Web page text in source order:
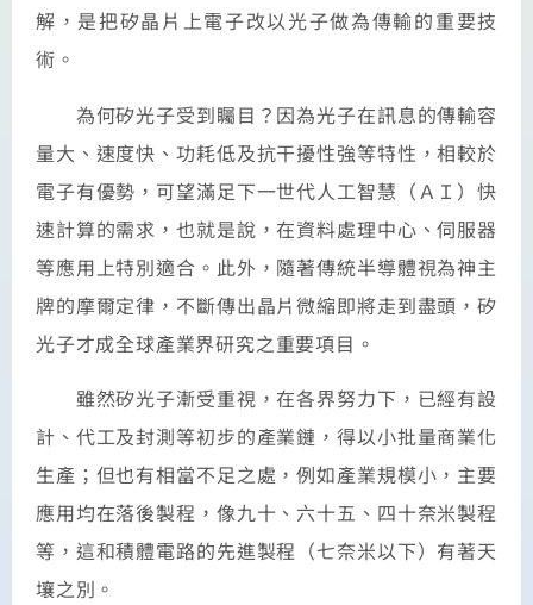
解，是把矽晶片上電子改以光子做為傳輸的重要技
術。
為何矽光子受到矚目？因為光子在訊息的傳輸容
量大、速度快、功耗低及抗干擾性強等特性，相較於
電子有優勢，可望滿足下一世代人工智慧（ＡＩ）快
速計算的需求，也就是說，在資料處理中心、伺服器
等應用上特別適合。此外，隨著傳統半導體視為神主
牌的摩爾定律，不斷傳出晶片微縮即將走到盡頭，矽
光子才成全球產業界研究之重要項目。
雖然矽光子漸受重視，在各界努力下，已經有設
計、代工及封測等初步的產業鏈，得以小批量商業化
生產；但也有相當不足之處，例如產業規模小，主要
應用均在落後製程，像九十、六十五、四十奈米製程
等，這和積體電路的先進製程（七奈米以下）有著天
壤之別。